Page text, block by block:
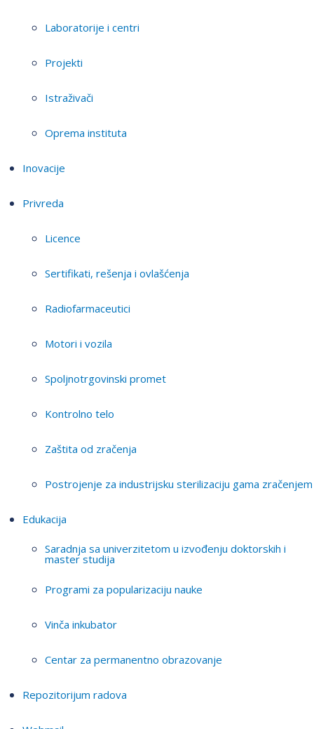
Laboratorije i centri
Projekti
Istraživači
Oprema instituta
Inovacije
Privreda
Licence
Sertifikati, rešenja i ovlašćenja
Radiofarmaceutici
Motori i vozila
Spoljnotrgovinski promet
Kontrolno telo
Zaštita od zračenja
Postrojenje za industrijsku sterilizaciju gama zračenjem
Edukacija
Saradnja sa univerzitetom u izvođenju doktorskih i
master studija
Programi za popularizaciju nauke
Vinča inkubator
Centar za permanentno obrazovanje
Repozitorijum radova